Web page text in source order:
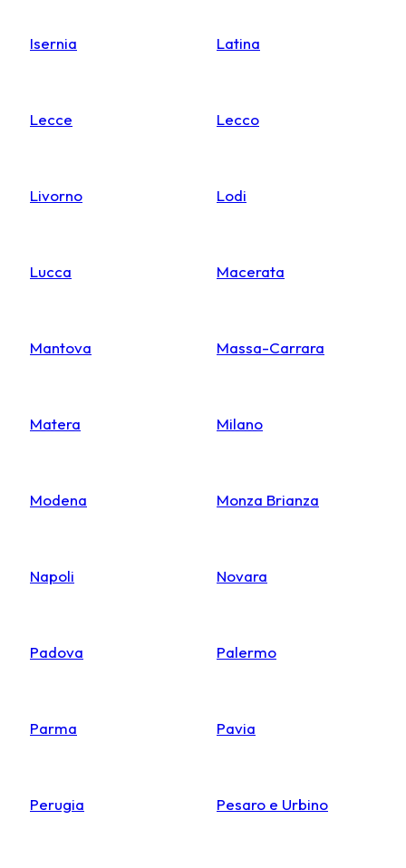
Isernia Latina
Lecce Lecco
Livorno Lodi
Lucca Macerata
Mantova Massa-Carrara
Matera Milano
Modena Monza Brianza
Napoli Novara
Padova Palermo
Parma Pavia
Perugia Pesaro e Urbino